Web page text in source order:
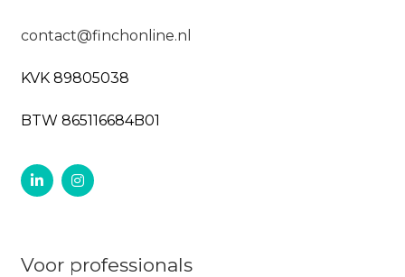
contact@finchonline.nl
KVK 89805038
BTW 865116684B01
Voor professionals